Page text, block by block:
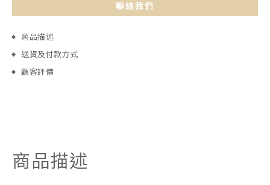
聯絡我們
商品描述
送貨及付款方式
顧客評價
商品描述